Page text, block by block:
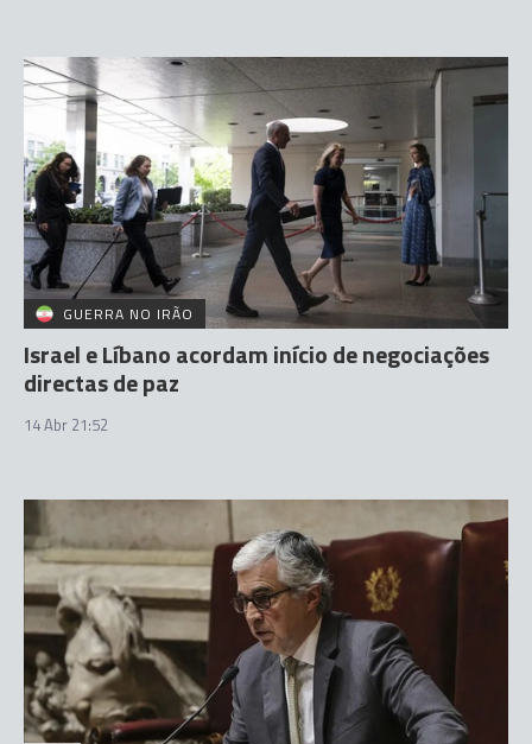
GUERRA NO IRÃO
Israel e Líbano acordam início de negociações
directas de paz
14 Abr 21:52